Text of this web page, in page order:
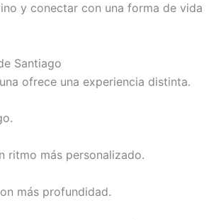
y conectar con una forma de vida
Santiago
ofrece una experiencia distinta.
ritmo más personalizado.
más profundidad.